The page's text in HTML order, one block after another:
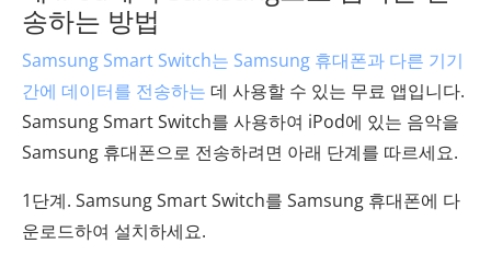
송하는 방법
Samsung Smart Switch는 Samsung 휴대폰과 다른 기기
간에 데이터를 전송하는 데 사용할 수 있는 무료 앱입니다.
Samsung Smart Switch를 사용하여 iPod에 있는 음악을
Samsung 휴대폰으로 전송하려면 아래 단계를 따르세요.
1단계. Samsung Smart Switch를 Samsung 휴대폰에 다
운로드하여 설치하세요.